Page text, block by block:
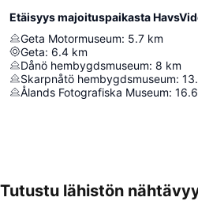
Etäisyys majoituspaikasta
Geta Motormuseum: 5.7 km
Geta: 6.4 km
Dånö hembygdsmuseum: 8 km
Skarpnåtö hembygdsmuseum:
Ålands Fotografiska Museum: 16.6
Tutustu lähistön